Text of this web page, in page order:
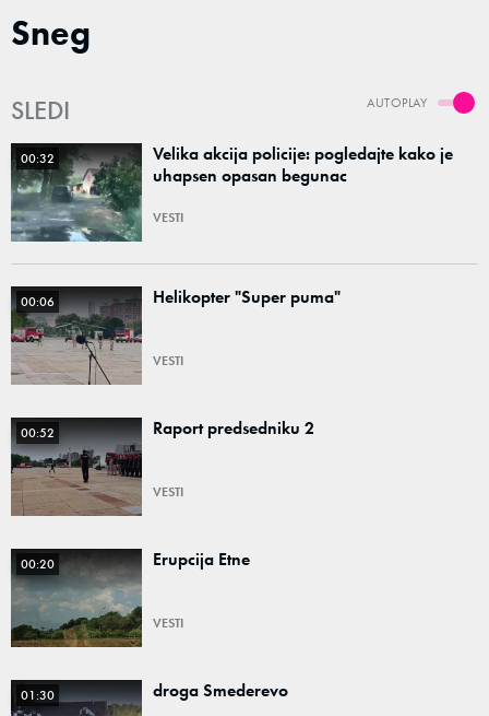
Sneg
AUTOPLAY
SLEDI
00:32
Velika akcija policije: pogledajte kako je
uhapsen opasan begunac
VESTI
00:06 Helikopter "Super puma"
VESTI
00:52 Raport predsedniku 2
VESTI
00:20 Erupcija Etne
VESTI
01:30 droga Smederevo